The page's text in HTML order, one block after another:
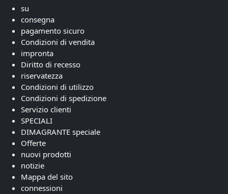
su
consegna
pagamento sicuro
Condizioni di vendita
impronta
Diritto di recesso
riservatezza
Condizioni di utilizzo
Condizioni di spedizione
Servizio clienti
SPECIALI
DIMAGRANTE speciale
Offerte
nuovi prodotti
notizie
Mappa del sito
connessioni